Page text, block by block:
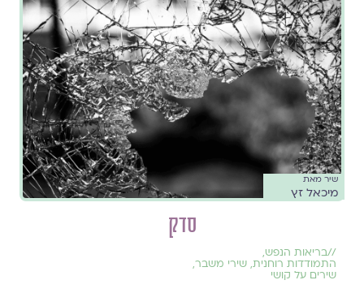
שיר מאת
מיכאל זץ
סדק
//בריאות הנפש,
התמודדות רוחנית, שירי משבר,
שירים על קושי